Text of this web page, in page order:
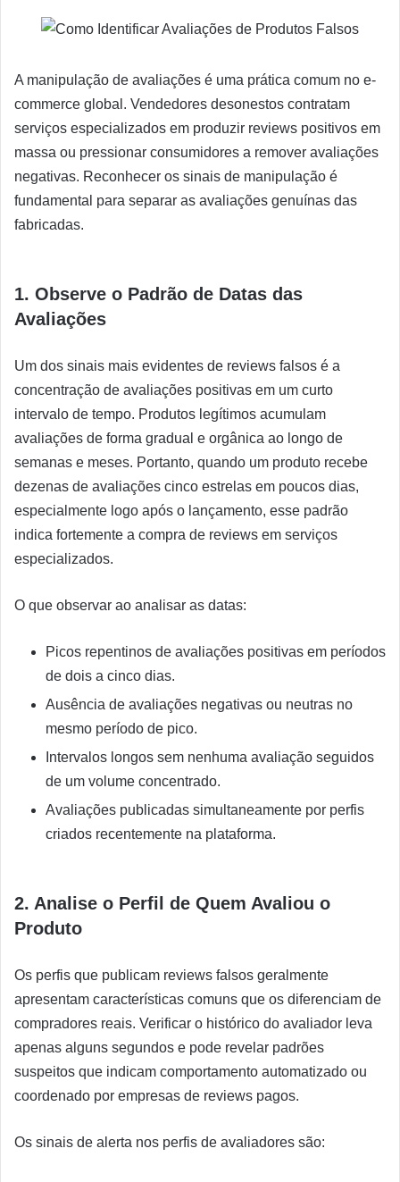
A manipulação de avaliações é uma prática comum no e-
commerce global. Vendedores desonestos contratam
serviços especializados em produzir reviews positivos em
massa ou pressionar consumidores a remover avaliações
negativas. Reconhecer os sinais de manipulação é
fundamental para separar as avaliações genuínas das
fabricadas.
1. Observe o Padrão de Datas das
Avaliações
Um dos sinais mais evidentes de reviews falsos é a
concentração de avaliações positivas em um curto
intervalo de tempo. Produtos legítimos acumulam
avaliações de forma gradual e orgânica ao longo de
semanas e meses. Portanto, quando um produto recebe
dezenas de avaliações cinco estrelas em poucos dias,
especialmente logo após o lançamento, esse padrão
indica fortemente a compra de reviews em serviços
especializados.
O que observar ao analisar as datas:
Picos repentinos de avaliações positivas em períodos
de dois a cinco dias.
Ausência de avaliações negativas ou neutras no
mesmo período de pico.
Intervalos longos sem nenhuma avaliação seguidos
de um volume concentrado.
Avaliações publicadas simultaneamente por perfis
criados recentemente na plataforma.
2. Analise o Perfil de Quem Avaliou o
Produto
Os perfis que publicam reviews falsos geralmente
apresentam características comuns que os diferenciam de
compradores reais. Verificar o histórico do avaliador leva
apenas alguns segundos e pode revelar padrões
suspeitos que indicam comportamento automatizado ou
coordenado por empresas de reviews pagos.
Os sinais de alerta nos perfis de avaliadores são: